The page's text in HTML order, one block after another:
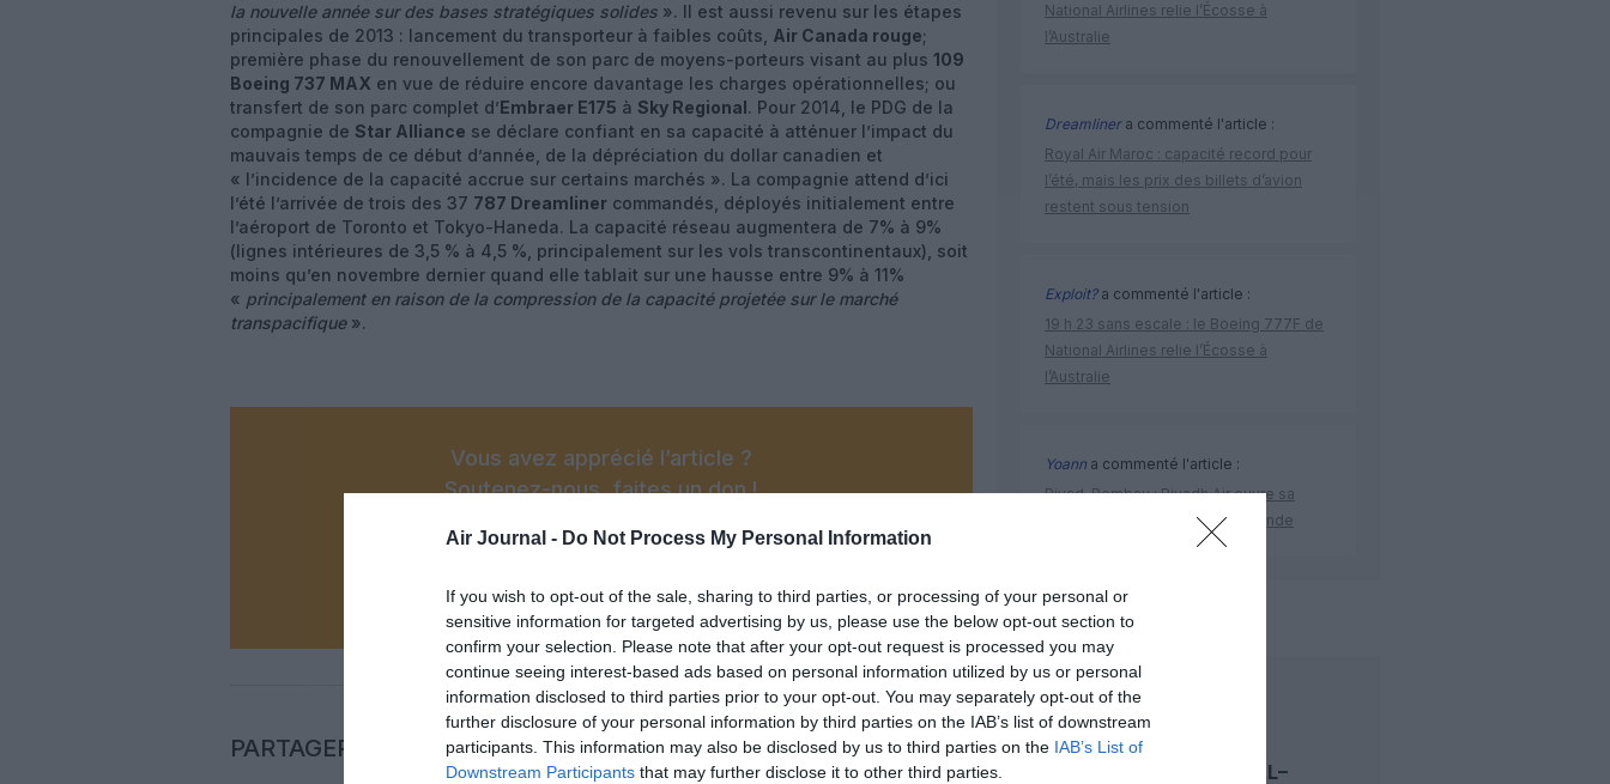
Air Journal - Do Not Process My Personal Information
If you wish to opt-out of the sale, sharing to third parties, or processing of your personal or
sensitive information for targeted advertising by us, please use the below opt-out section to
confirm your selection. Please note that after your opt-out request is processed you may
continue seeing interest-based ads based on personal information utilized by us or personal
information disclosed to third parties prior to your opt-out. You may separately opt-out of the
further disclosure of your personal information by third parties on the IAB’s list of downstream
participants. This information may also be disclosed by us to third parties on the IAB’s List of
Downstream Participants that may further disclose it to other third parties.
la nouvelle année sur des bases stratégiques solides ». Il est aussi revenu sur les étapes
principales de 2013 : lancement du transporteur à faibles coûts, Air Canada rouge;
première phase du renouvellement de son parc de moyens-porteurs visant au plus 109
Boeing 737 MAX en vue de réduire encore davantage les charges opérationnelles; ou
transfert de son parc complet d’Embraer E175 à Sky Regional. Pour 2014, le PDG de la
compagnie de Star Alliance se déclare confiant en sa capacité à atténuer l’impact du
mauvais temps de ce début d’année, de la dépréciation du dollar canadien et
« l’incidence de la capacité accrue sur certains marchés ». La compagnie attend d’ici
l’été l’arrivée de trois des 37 787 Dreamliner commandés, déployés initialement entre
l’aéroport de Toronto et Tokyo-Haneda. La capacité réseau augmentera de 7% à 9%
(lignes intérieures de 3,5 % à 4,5 %, principalement sur les vols transcontinentaux), soit
moins qu’en novembre dernier quand elle tablait sur une hausse entre 9% à 11%
« principalement en raison de la compression de la capacité projetée sur le marché
transpacifique».
Vous avez apprécié l’article ?
Soutenez-nous, faites un don !
PARTAGER L'ARTICLE
National Airlines relie l’Écosse à
l’Australie
Dreamlinera commenté l'article :
Royal Air Maroc : capacité record pour
l’été, mais les prix des billets d’avion
restent sous tension
Exploit?a commenté l'article :
19 h 23 sans escale : le Boeing 777F de
National Airlines relie l’Écosse à
l’Australie
Yoann a commenté l'article :
Riyad–Bombay : Riyadh Air ouvre sa
première route régulière vers l’Inde
air canada résutats financiers
LIRE AUSSI
MONTRÉAL–